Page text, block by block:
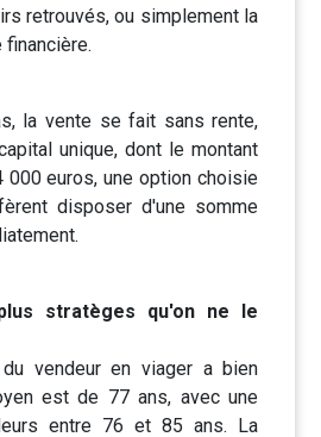
retrouvés, ou simplement la
la vente se fait sans rente,
unique, dont le montant
000 euros, une option choisie
disposer d'une somme
stratèges qu'on ne le
vendeur en viager a bien
est de 77 ans, avec une
entre 76 et 85 ans. La